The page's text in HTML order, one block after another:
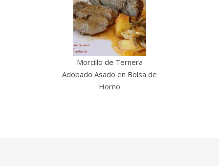
Morcillo de Ternera
Adobado Asado en Bolsa de
Horno